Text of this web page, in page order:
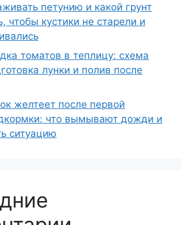
петунию и какой грунт
чтобы кустики не старели и
томатов в теплицу: схема
лунки и полив после
желтеет после первой
что вымывают дожди и
ситуацию